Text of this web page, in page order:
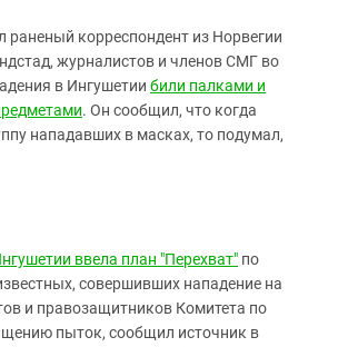
раненый корреспондент из Норвегии
журналистов и членов СМГ во
в Ингушетии били палками и
. Он сообщил, что когда
нападавших в масках, то подумал,
ввела план "Перехват" по
совершивших нападение на
и правозащитников Комитета по
пыток, сообщил источник в